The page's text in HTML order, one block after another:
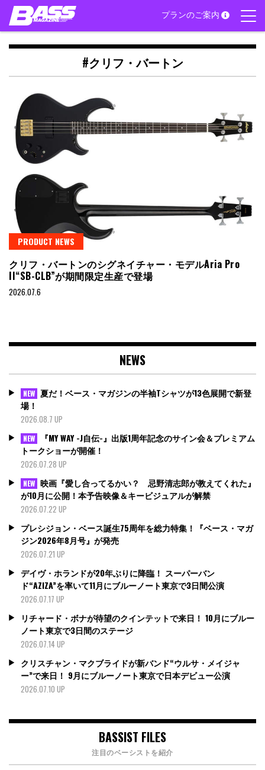
Skip
content
プランのご案内
#クリフ・バートン
PRODUCT NEWS
クリフ・バートンのシグネイチャー・モデルAria Pro
II“SB-CLB”が期間限定生産で登場
2026.07.6
NEWS
NEW 夏だ！ベース・マガジンの半袖Tシャツが13色展開で新登
場！
2026.08.7 UP
NEW
『MY WAY -J自伝-』出版1周年記念のサイン会＆プレミアム
トークショーが開催！
2026.07.28 UP
NEW 映画『愛し合ってるかい？ 忌野清志郎が教えてくれた』
が10月に公開！本予告映像＆キービジュアルが解禁
2026.07.22 UP
プレシジョン・ベース誕生75周年を総力特集！『ベース・マガ
ジン2026年8月号』が発売
2026.07.21 UP
デイヴ・ホランドが20年ぶりに降臨！ スーパーバン
ド“AZIZA”を率いて11月にブルーノート東京で3日間公演
2026.07.17 UP
リチャード・ボナが待望のクインテットで来日！ 10月にブルー
ノート東京で3日間のステージ
2026.07.14 UP
クリスチャン・マクブライドが新バンド“ウルサ・メイジャ
ー”で来日！ 9月にブルーノート東京で日本デビュー公演
2026.07.10 UP
BASSIST FILES
注目のベーシストを紹介